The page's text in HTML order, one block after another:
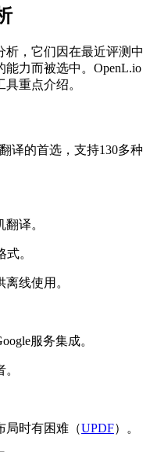
析，它们因在最近评测中
力而被选中。OpenL.io
重点介绍。
译的首选，支持130多种
译。
式。
线使用。
服务集成。
局时有困难（UPDF）。